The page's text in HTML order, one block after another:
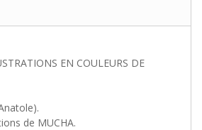
EN COULEURS DE
de MUCHA.